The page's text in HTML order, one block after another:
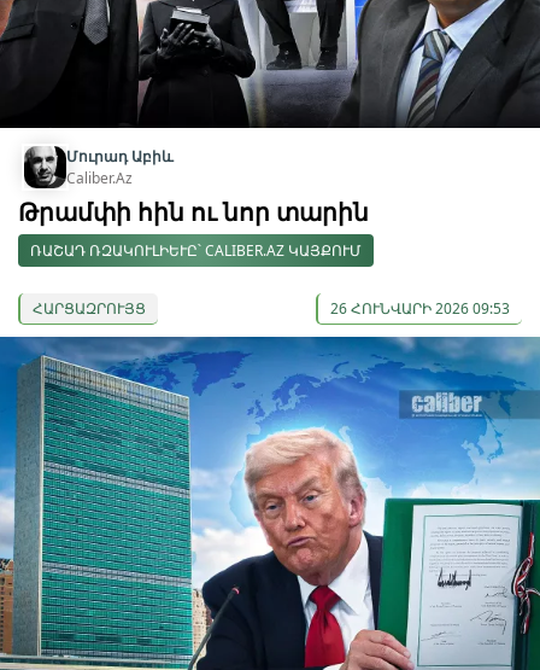
Մուրադ Աբիև
Caliber.Az
Թրամփի հին ու նոր տարին
ՌԱՇԱԴ ՌԶԱԿՈՒԼԻԵՒԸ՝ CALIBER.AZ ԿԱՅՔՈՒՄ
ՀԱՐՑԱԶՐՈՒՅՑ 26 ՀՈՒՆՎԱՐԻ 2026 09:53